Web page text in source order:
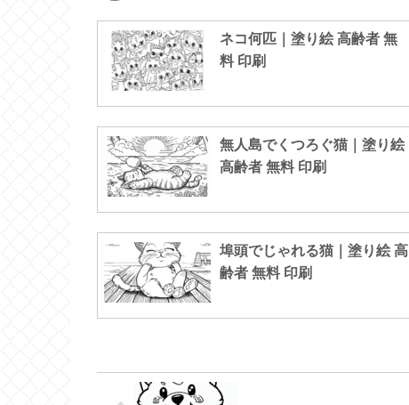
ネコ何匹｜塗り絵 高齢者 無
料 印刷
無人島でくつろぐ猫｜塗り絵
高齢者 無料 印刷
埠頭でじゃれる猫｜塗り絵 高
齢者 無料 印刷